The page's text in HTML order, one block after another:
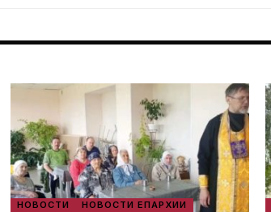
НОВОСТИ
НОВОСТИ ЕПАРХИИ